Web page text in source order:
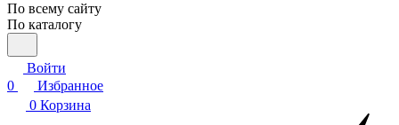
По всему сайту
По каталогу
Войти
0
Избранное
0 Корзина